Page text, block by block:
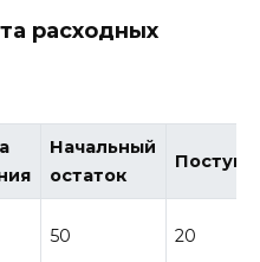
расходных
Начальный
остаток
50 20